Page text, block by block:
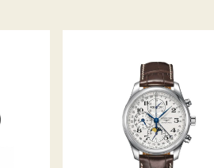
LONGINES THE MASTER
COLLECTION